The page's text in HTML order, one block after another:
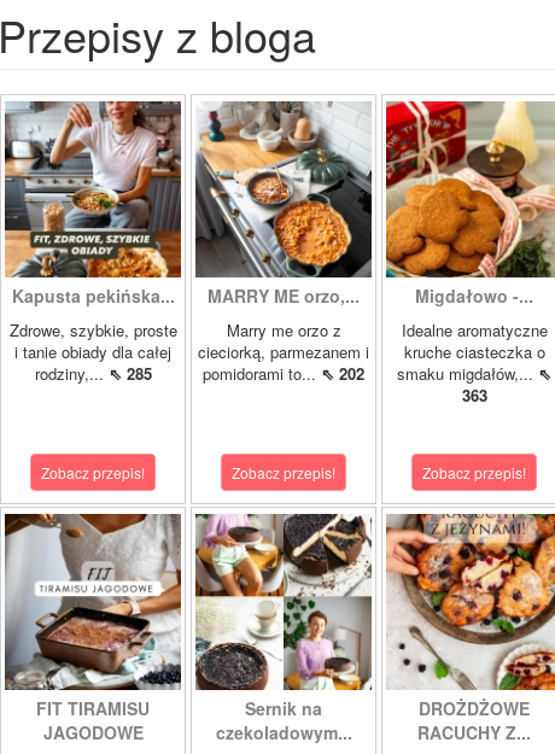
Przepisy z bloga
Kapusta pekińska...
Zdrowe, szybkie, proste
i tanie obiady dla całej
rodziny,... ⇖ 285
Zobacz przepis!
MARRY ME orzo,...
Marry me orzo z
cieciorką, parmezanem i
pomidorami to... ⇖ 202
Zobacz przepis!
Migdałowo -...
Idealne aromatyczne
kruche ciasteczka o
smaku migdałów,... ⇖
363
Zobacz przepis!
FIT TIRAMISU
JAGODOWE
Sernik na
czekoladowym...
DROŻDŻOWE
RACUCHY Z...